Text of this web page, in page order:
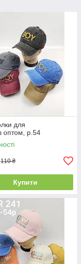
для
оптом, р.54
110 ₴
Купити